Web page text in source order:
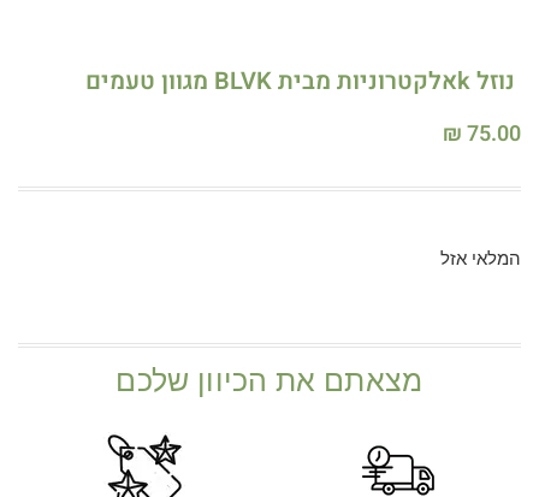
נוזל kאלקטרוניות מבית BLVK מגוון טעמים
₪75.00
המלאי אזל
מצאתם את הכיוון שלכם